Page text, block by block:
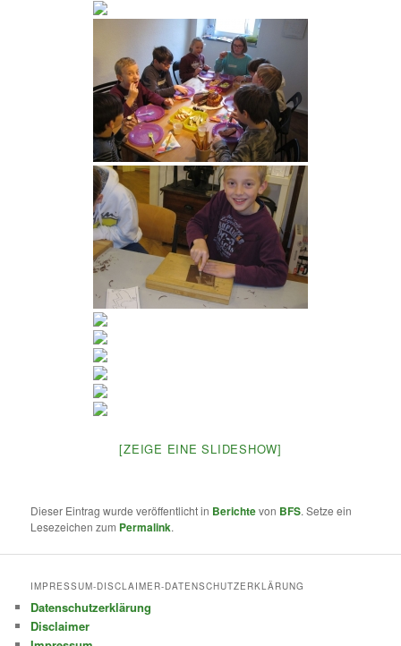
[ZEIGE EINE SLIDESHOW]
Dieser Eintrag wurde veröffentlicht in Berichtevon BFS. Setze ein
Lesezeichen zum Permalink.
IMPRESSUM-DISCLAIMER-DATENSCHUTZERKLÄRUNG
Datenschutzerklärung
Disclaimer